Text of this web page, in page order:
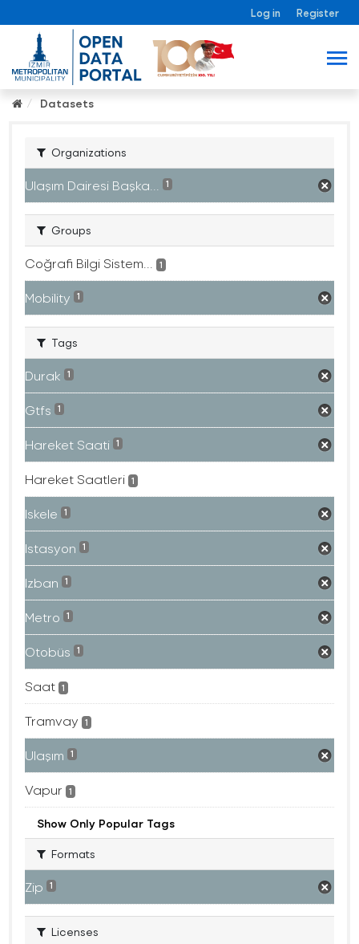
Log in Register
Datasets
Organizations
Ulaşım Dairesi Başka... 1
Groups
Coğrafi Bilgi Sistem... 1
Mobility 1
Tags
Durak 1
Gtfs 1
Hareket Saati 1
Hareket Saatleri 1
Iskele 1
Istasyon 1
Izban 1
Metro 1
Otobüs 1
Saat 1
Tramvay 1
Ulaşım 1
Vapur 1
Show Only Popular Tags
Formats
Zip 1
Licenses